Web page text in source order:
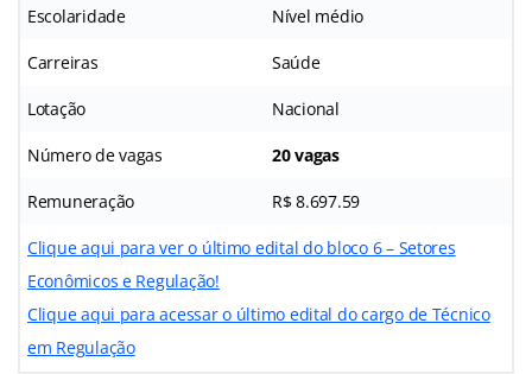
Escolaridade Nível médio
Carreiras Saúde
Lotação Nacional
Número de vagas 20 vagas
Remuneração R$ 8.697.59
Clique aqui para ver o último edital do bloco 6 – Setores
Econômicos e Regulação!
Clique aqui para acessar o último edital do cargo de Técnico
em Regulação